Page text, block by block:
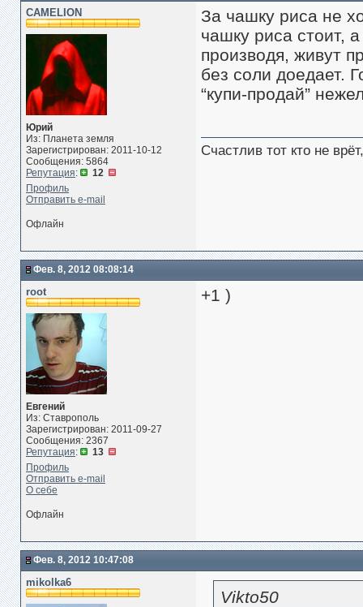
CAMELION
Юрий
Из: Планета земля
Зарегистрирован: 2011-10-12
Сообщения: 5864
Репутация:
12
Профиль
Отправить e-mail
За чашку риса не
чашку риса стоит,
производя, живут
без соли доедает.
“купи-продай”
Счастлив тот кто не
Офлайн
Фев. 8, 2012 08:08:14
root
Евгений
Из: Ставрополь
Зарегистрирован: 2011-09-27
Сообщения: 2367
Репутация:
13
Профиль
Отправить e-mail
О себе
+1 )
Офлайн
Фев. 8, 2012 10:47:08
mikolka6
Vikto50